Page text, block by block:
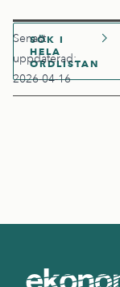
SÖK I
HELA
ORDLISTAN
Senast
uppdaterad:
2026-04-16